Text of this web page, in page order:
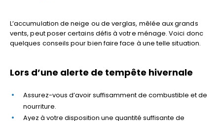
L’accumulation de neige ou de verglas, mêlée aux grands
vents, peut poser certains défis à votre ménage. Voici donc
quelques conseils pour bien faire face à une telle situation.
Lors d’une alerte de tempête hivernale
Assurez-vous d’avoir suffisamment de combustible et de
nourriture.
Ayez à votre disposition une quantité suffisante de